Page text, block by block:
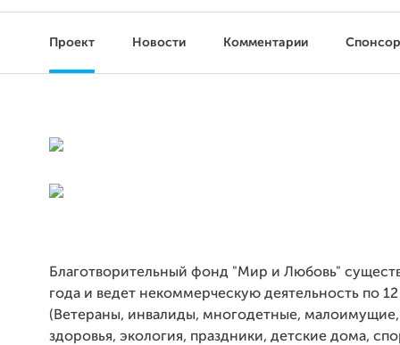
Проект Новости Комментарии
Благотворительный фонд "Мир и Любовь"
года и ведет некоммерческую деятельность по
(Ветераны, инвалиды, многодетные,
здоровья, экология, праздники, детские дома,